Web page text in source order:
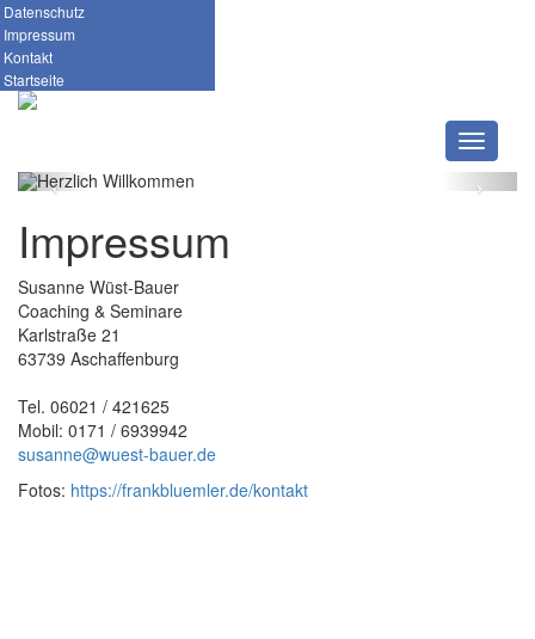
Datenschutz
Impressum
Kontakt
Startseite
Impressum
Susanne Wüst-Bauer
Coaching & Seminare
Karlstraße 21
63739 Aschaffenburg
Tel. 06021 / 421625
Mobil: 0171 / 6939942
susanne@wuest-bauer.de
Fotos: https://frankbluemler.de/kontakt